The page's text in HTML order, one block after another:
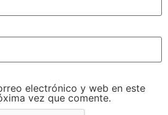
electrónico y web en este
vez que comente.